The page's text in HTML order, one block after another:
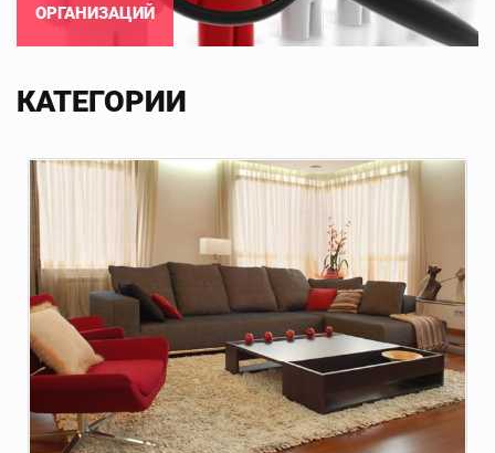
ОРГАНИЗАЦИЙ
КАТЕГОРИИ